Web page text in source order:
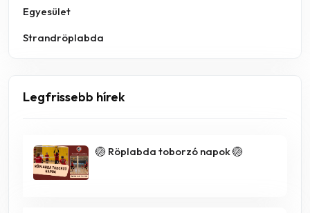
Egyesület
Strandröplabda
Legfrissebb hírek
🏐 Röplabda toborzó napok 🏐